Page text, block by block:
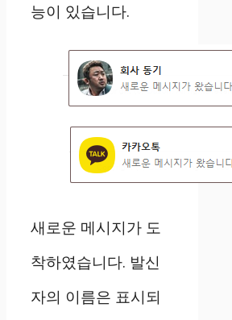
능이 있습니다.
새로운 메시지가 도
착하였습니다. 발신
자의 이름은 표시되